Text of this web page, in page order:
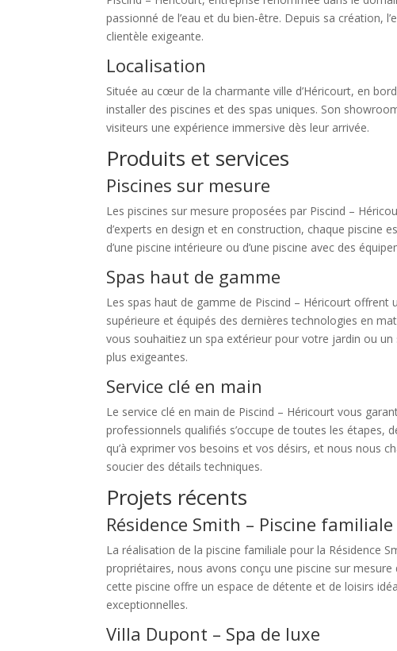
passionné de l’eau et du bien-être. Depuis sa création,
clientèle exigeante.
Localisation
Située au cœur de la charmante ville d’Héricourt, en
installer des piscines et des spas uniques. Son
visiteurs une expérience immersive dès leur arrivée.
Produits et services
Piscines sur mesure
Les piscines sur mesure proposées par Piscind –
d’experts en design et en construction, chaque piscine
d’une piscine intérieure ou d’une piscine avec des
Spas haut de gamme
Les spas haut de gamme de Piscind – Héricourt offrent
supérieure et équipés des dernières technologies en
vous souhaitiez un spa extérieur pour votre jardin ou
plus exigeantes.
Service clé en main
Le service clé en main de Piscind – Héricourt vous
professionnels qualifiés s’occupe de toutes les étapes,
qu’à exprimer vos besoins et vos désirs, et nous nous
soucier des détails techniques.
Projets récents
Résidence Smith – Piscine familiale
La réalisation de la piscine familiale pour la Résidence
propriétaires, nous avons conçu une piscine sur
cette piscine offre un espace de détente et de loisirs
exceptionnelles.
Villa Dupont – Spa de luxe